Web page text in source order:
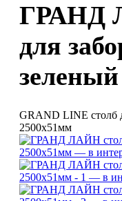
ГРАНД
для
GRAND LINE столб
2500х51мм